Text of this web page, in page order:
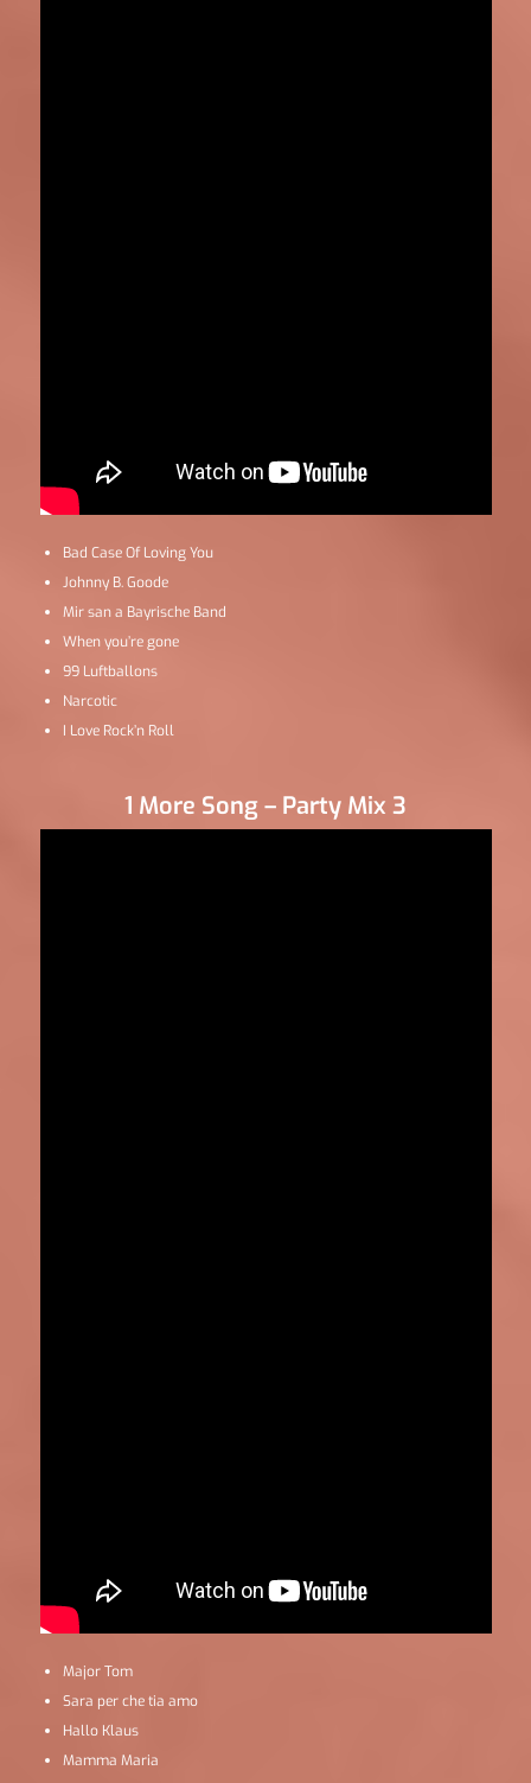
Bad Case Of Loving You
Johnny B. Goode
Mir san a Bayrische Band
When you’re gone
99 Luftballons
Narcotic
I Love Rock’n Roll
1 More Song – Party Mix 3
Major Tom
Sara per che tia amo
Hallo Klaus
Mamma Maria